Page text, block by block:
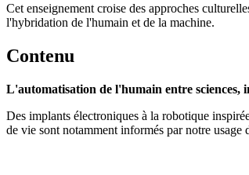
Cet enseignement croise des approches
l'hybridation de l'humain et de la machine.
Contenu
L'automatisation de l'humain entre sciences,
Des implants électroniques à la robotique
de vie sont notamment informés par notre usage